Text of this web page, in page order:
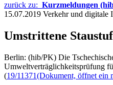
zurück zu: Kurzmeldungen
15.07.2019 Verkehr und
Umstrittene
Berlin: (hib/PK) Die
Umweltverträglichkeitsprüfung
(19/11371(Dokument, öffnet ein